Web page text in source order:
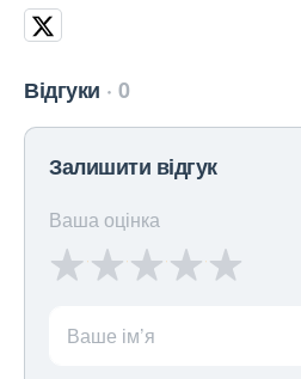
Відгуки 0
Залишити відгук
Ваша оцінка
Ваше ім’я